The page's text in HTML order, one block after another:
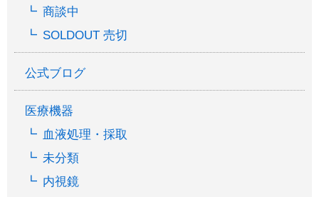
商談中
SOLDOUT 売切
公式ブログ
医療機器
血液処理・採取
未分類
内視鏡